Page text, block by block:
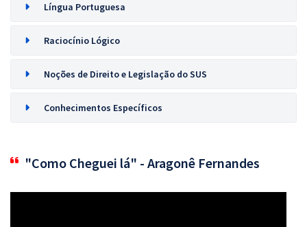
Língua Portuguesa
Raciocínio Lógico
Noções de Direito e Legislação do SUS
Conhecimentos Específicos
"Como Cheguei lá" - Aragonê Fernandes